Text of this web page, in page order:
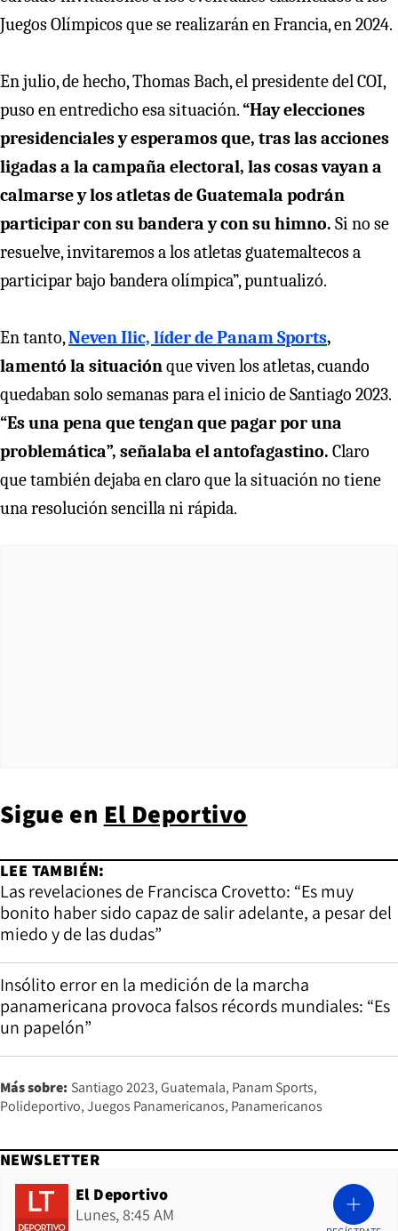
Juegos Olímpicos que se realizarán en Francia, en 2024.
En julio, de hecho, Thomas Bach, el presidente del COI,
puso en entredicho esa situación.“Hay elecciones
presidenciales y esperamos que, tras las acciones
ligadas a la campaña electoral, las cosas vayan a
calmarse y los atletas de Guatemala podrán
participar con su bandera y con su himno. Si no se
resuelve, invitaremos a los atletas guatemaltecos a
participar bajo bandera olímpica”, puntualizó.
En tanto,Neven Ilic, líder de Panam Sports,
lamentó la situaciónque viven los atletas, cuando
quedaban solo semanas para el inicio de Santiago 2023.
“Es una pena que tengan que pagar por una
problemática”, señalaba el antofagastino. Claro
que también dejaba en claro que la situación no tiene
una resolución sencilla ni rápida.
Sigue en El Deportivo
LEE TAMBIÉN:
Las revelaciones de Francisca Crovetto: “Es muy
bonito haber sido capaz de salir adelante, a pesar del
miedo y de las dudas”
Insólito error en la medición de la marcha
panamericana provoca falsos récords mundiales: “Es
un papelón”
Más sobre: Santiago 2023 Guatemala Panam Sports
Polideportivo Juegos Panamericanos Panamericanos
NEWSLETTER
El Deportivo
Lunes, 8:45 AM